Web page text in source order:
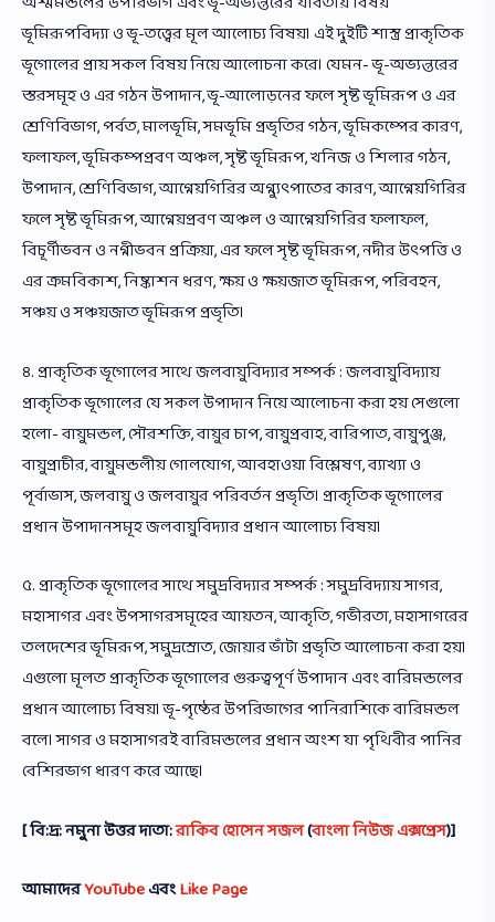
ভূমিরূপবিদ্যা ও ভূ-তত্ত্বের মূল আলোচ্য বিষয়। এই দুইটি শাস্ত্র প্রাকৃতিক
ভূগোলের প্রায় সকল বিষয় নিয়ে আলোচনা করে। যেমন- ভূ-অভ্যন্তরের
স্তরসমূহ ও এর গঠন উপাদান, ভূ-আলোড়নের ফলে সৃষ্ট ভূমিরূপ ও এর
শ্রেণিবিভাগ, পর্বত, মালভূমি, সমভূমি প্রভৃতির গঠন, ভূমিকম্পের কারণ,
ফলাফল, ভূমিকম্পপ্রবণ অঞ্চল, সৃষ্ট ভূমিরূপ, খনিজ ও শিলার গঠন,
উপাদান, শ্রেণিবিভাগ, আগ্নেয়গিরির অগ্ন্যুৎপাতের কারণ, আগ্নেয়গিরির
ফলে সৃষ্ট ভূমিরূপ, আগ্নেয়প্রবণ অঞ্চল ও আগ্নেয়গিরির ফলাফল,
বিচূর্ণীভবন ও নগ্নীভবন প্রক্রিয়া, এর ফলে সৃষ্ট ভূমিরূপ, নদীর উৎপত্তি ও
এর ক্রমবিকাশ, নিষ্কাশন ধরণ, ক্ষয় ও ক্ষয়জাত ভূমিরূপ, পরিবহন,
সঞ্চয় ও সঞ্চয়জাত ভূমিরূপ প্রভৃতি।
৪. প্রাকৃতিক ভূগোলের সাথে জলবায়ুবিদ্যার সম্পর্ক : জলবায়ুবিদ্যায়
প্রাকৃতিক ভূগোলের যে সকল উপাদান নিয়ে আলোচনা করা হয় সেগুলো
হলো- বায়ুমন্ডল, সৌরশক্তি, বায়ুর চাপ, বায়ুপ্রবাহ, বারিপাত, বায়ুপুঞ্জ,
বায়ুপ্রাচীর, বায়ুমন্ডলীয় গোলযোগ, আবহাওয়া বিশ্লেষণ, ব্যাখ্যা ও
পূর্বাভাস, জলবায়ু ও জলবায়ুর পরিবর্তন প্রভৃতি। প্রাকৃতিক ভূগোলের
প্রধান উপাদানসমূহ জলবায়ুবিদ্যার প্রধান আলোচ্য বিষয়।
৫. প্রাকৃতিক ভূগোলের সাথে সমুদ্রবিদ্যার সম্পর্ক : সমুদ্রবিদ্যায় সাগর,
মহাসাগর এবং উপসাগরসমূহের আয়তন, আকৃতি, গভীরতা, মহাসাগরের
তলদেশের ভূমিরূপ, সমুদ্রস্রোত, জোয়ার ভাঁটা প্রভৃতি আলোচনা করা হয়।
এগুলো মূলত প্রাকৃতিক ভূগোলের গুরুত্বপূর্ণ উপাদান এবং বারিমন্ডলের
প্রধান আলোচ্য বিষয়। ভূ-পৃষ্ঠের উপরিভাগের পানিরাশিকে বারিমন্ডল
বলে। সাগর ও মহাসাগরই বারিমন্ডলের প্রধান অংশ যা পৃথিবীর পানির
বেশিরভাগ ধারণ করে আছে।
[ বি:দ্র: নমুনা উত্তর দাতা:রাকিব হোসেন সজল(বাংলা নিউজ এক্সপ্রেস)]
আমাদেরYouTubeএবংLike Page